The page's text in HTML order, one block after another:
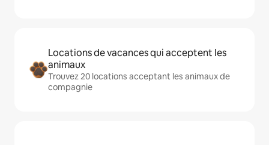
Locations de vacances qui acceptent les
animaux
Trouvez 20 locations acceptant les animaux de
compagnie